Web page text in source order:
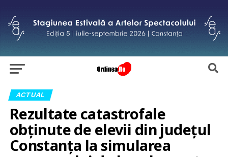
ACTUAL
Rezultate catastrofale
obținute de elevii din județul
Constanța la simularea